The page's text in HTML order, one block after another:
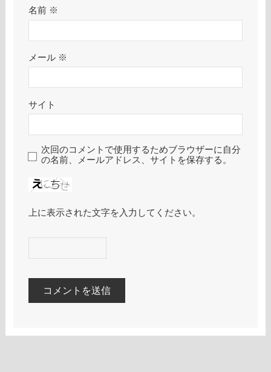
名前 ※
メール ※
サイト
次回のコメントで使用するためブラウザーに自分
の名前、メールアドレス、サイトを保存する。
上に表示された文字を入力してください。